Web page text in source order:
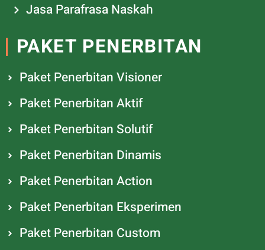
Jasa Parafrasa Naskah
PAKET PENERBITAN
Paket Penerbitan Visioner
Paket Penerbitan Aktif
Paket Penerbitan Solutif
Paket Penerbitan Dinamis
Paket Penerbitan Action
Paket Penerbitan Eksperimen
Paket Penerbitan Custom